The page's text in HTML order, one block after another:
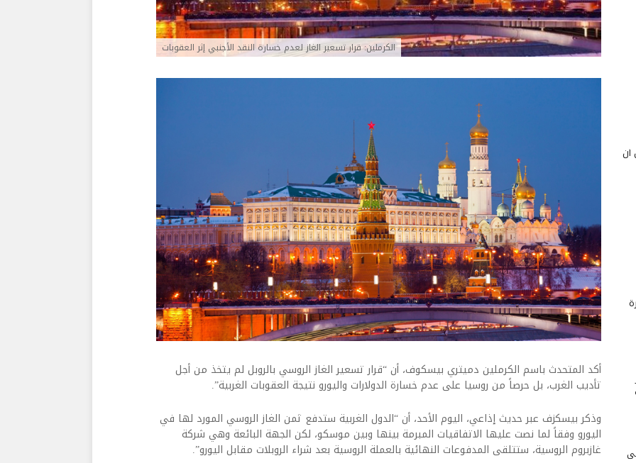
الكرملين: قرار تسعير الغاز لعدم خسارة النقد الأجنبي إثر العقوبات
أكد المتحدث باسم الكرملين دميتري بيسكوف، أن “قرار تسعير الغاز الروسي بالروبل لم يتخذ من أجل
تأديب الغرب، بل حرصاً من روسيا على عدم خسارة الدولارات واليورو نتيجة العقوبات الغربية”.
وذكر بيسكزف عبر حديث إذاعي، اليوم الأحد، أن “الدول الغربية ستدفع ثمن الغاز الروسي المورد لها في
اليورو وفقاً لما نصت عليها الاتفاقيات المبرمة بينها وبين موسكو، لكن الجهة البائعة وهي شركة
غازبروم الروسية، ستتلقى المدفوعات النهائية بالعملة الروسية بعد شراء الروبلات مقابل اليورو”.
أن